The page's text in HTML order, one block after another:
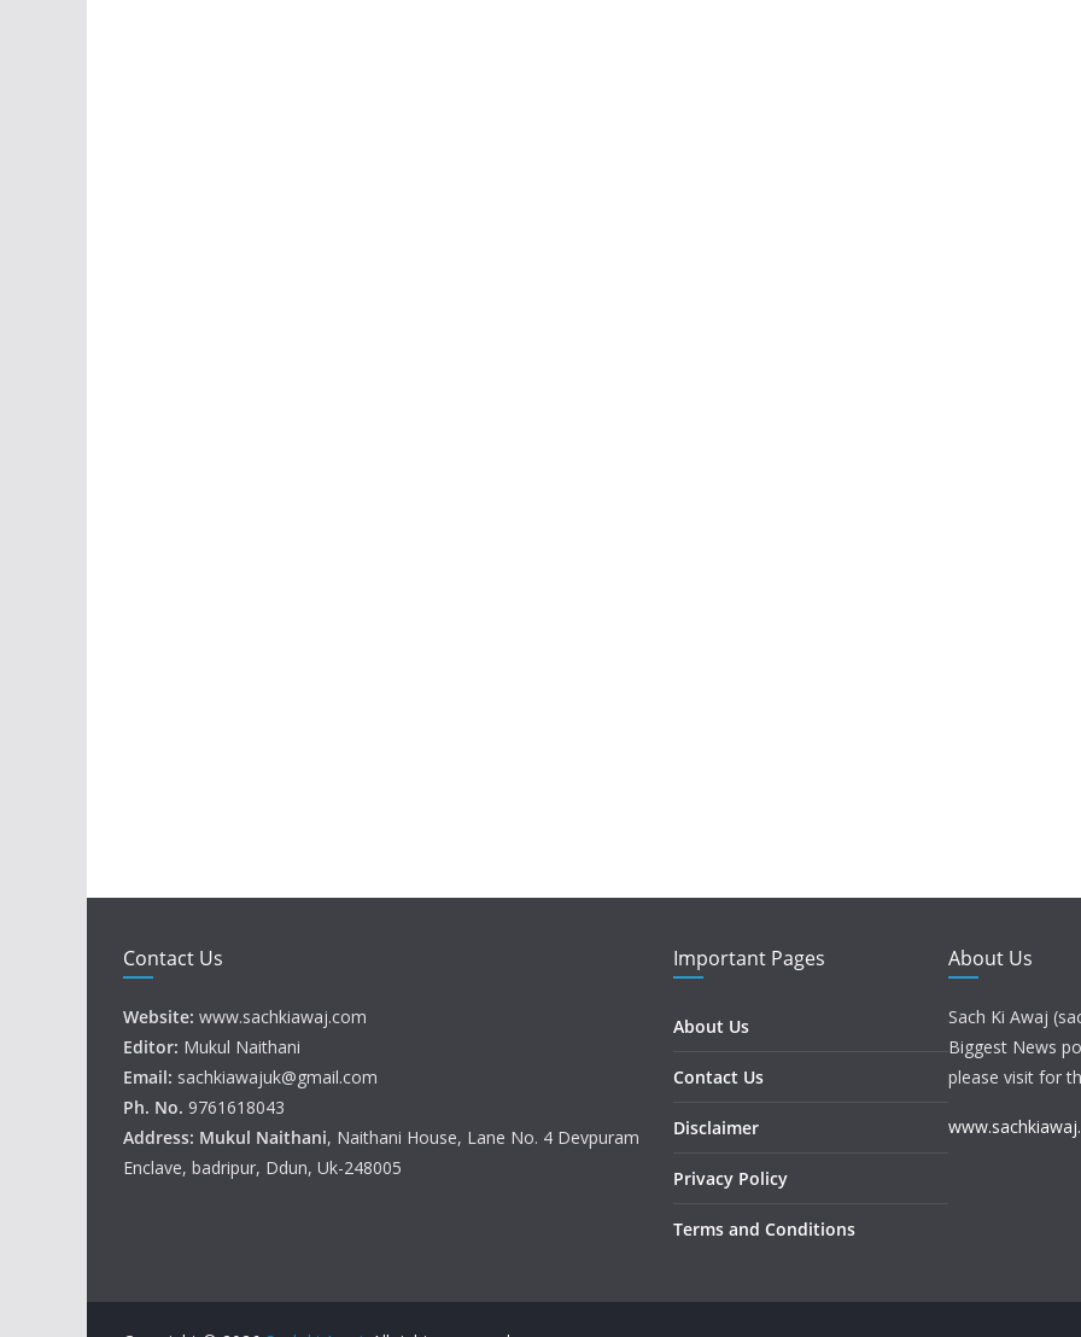
Contact Us
Website: www.sachkiawaj.com
Editor: Mukul Naithani
Email: sachkiawajuk@gmail.com
Ph. No. 9761618043
Address: Mukul Naithani, Naithani House, Lane No. 4 Devpuram
Enclave, badripur, Ddun, Uk-248005
Important Pages
About Us
Contact Us
Disclaimer
Privacy Policy
Terms and Conditions
About Us
Sach Ki Awaj
Biggest News
please visit for